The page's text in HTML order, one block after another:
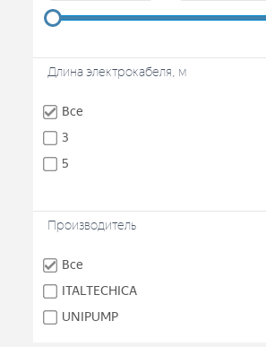
Длина электрокабеля, м
Все
3
5
Производитель
Все
ITALTECHICA
UNIPUMP